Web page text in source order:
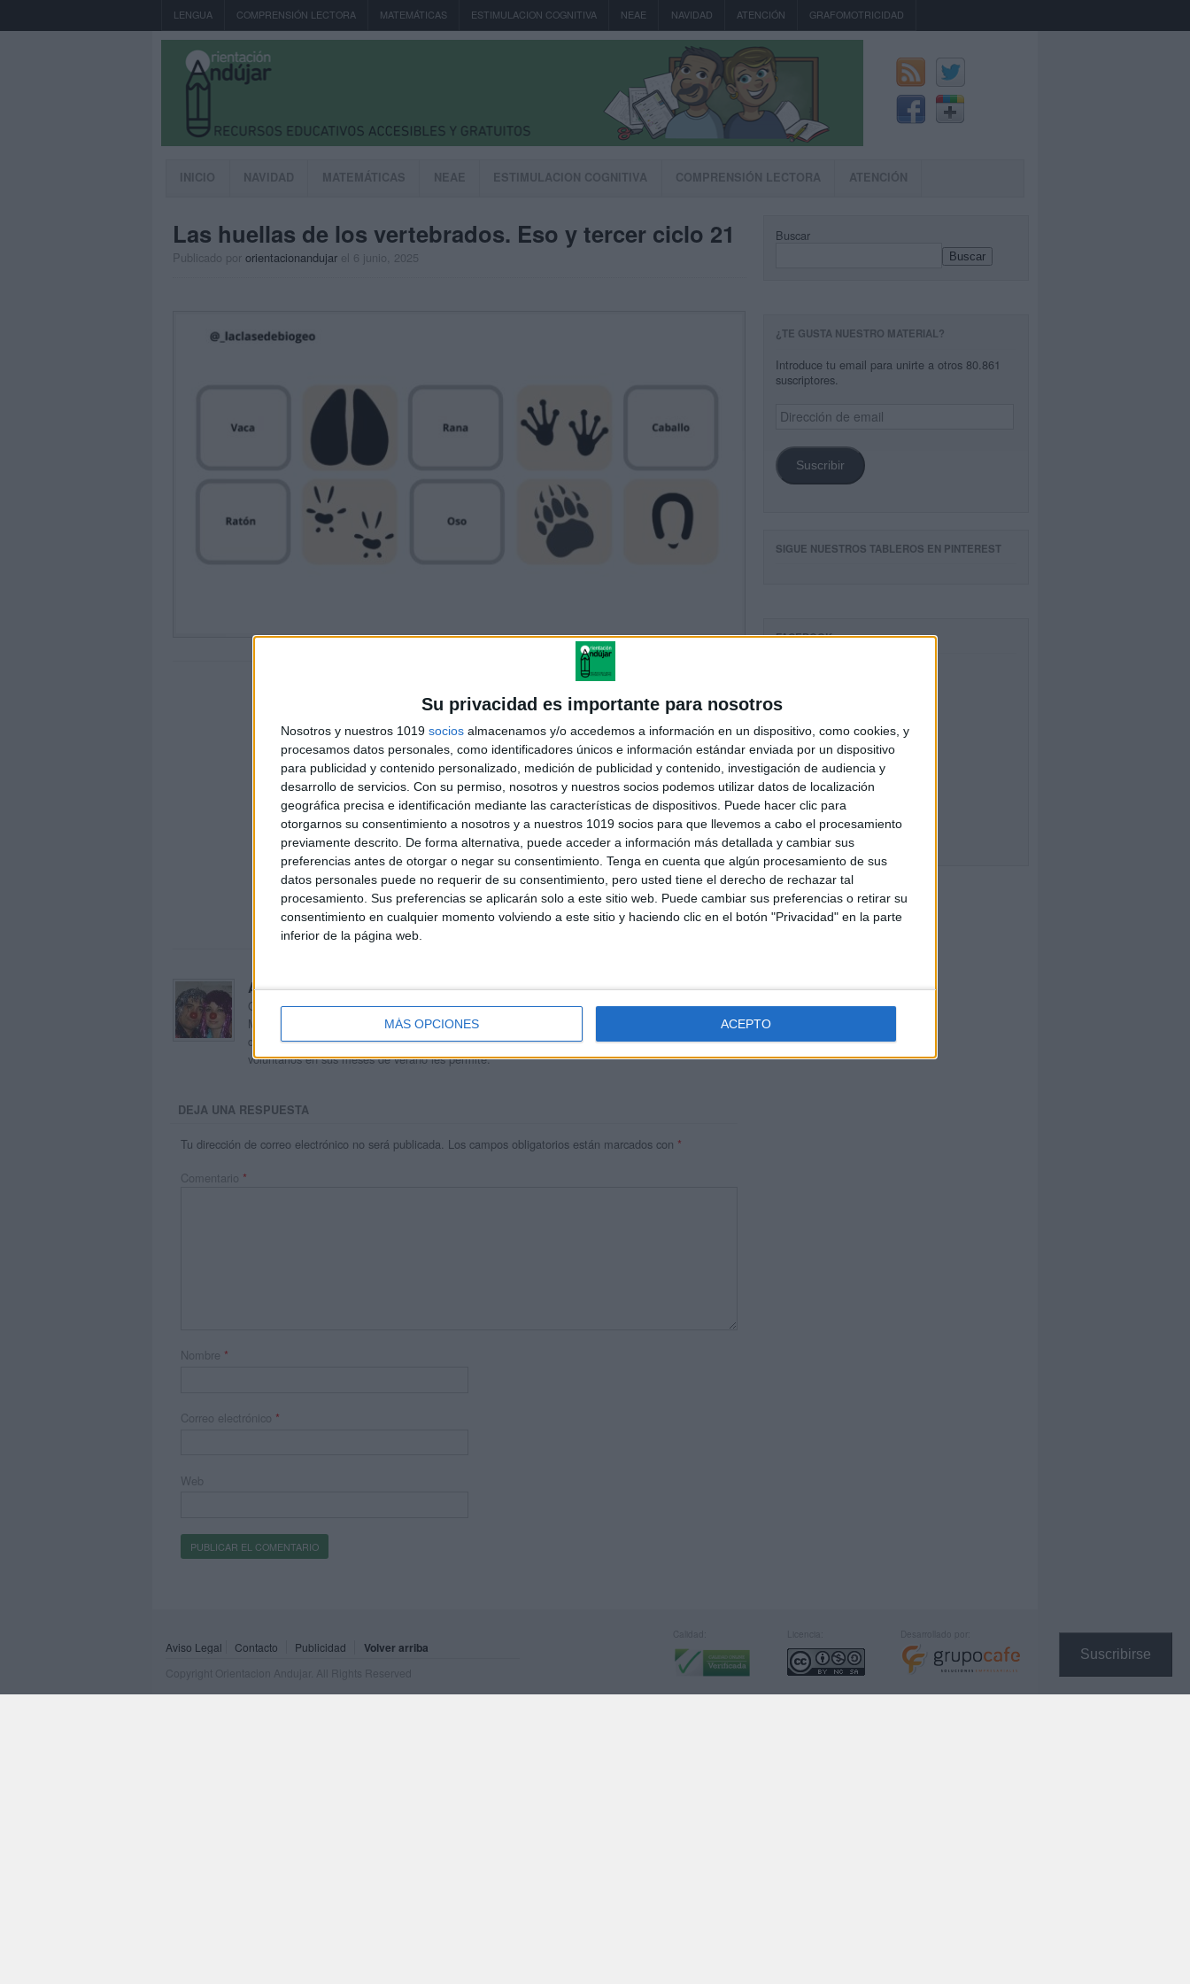
Su privacidad es importante para nosotros
Nosotros y nuestros 1019 socios almacenamos y/o accedemos a información en un dispositivo, como cookies, y
procesamos datos personales, como identificadores únicos e información estándar enviada por un dispositivo
para publicidad y contenido personalizado, medición de publicidad y contenido, investigación de audiencia y
desarrollo de servicios. Con su permiso, nosotros y nuestros socios podemos utilizar datos de localización
geográfica precisa e identificación mediante las características de dispositivos. Puede hacer clic para
otorgarnos su consentimiento a nosotros y a nuestros 1019 socios para que llevemos a cabo el procesamiento
previamente descrito. De forma alternativa, puede acceder a información más detallada y cambiar sus
preferencias antes de otorgar o negar su consentimiento. Tenga en cuenta que algún procesamiento de sus
datos personales puede no requerir de su consentimiento, pero usted tiene el derecho de rechazar tal
procesamiento. Sus preferencias se aplicarán solo a este sitio web. Puede cambiar sus preferencias o retirar su
consentimiento en cualquier momento volviendo a este sitio y haciendo clic en el botón "Privacidad" en la parte
inferior de la página web.
MÁS OPCIONES ACEPTO
Suscribirse
LENGUA COMPRENSIÓN LECTORA MATEMÁTICAS ESTIMULACION COGNITIVA NEAE NAVIDAD ATENCIÓN GRAFOMOTRICIDAD
INICIO NAVIDAD MATEMÁTICAS NEAE ESTIMULACION COGNITIVA COMPRENSIÓN LECTORA ATENCIÓN
Las huellas de los vertebrados. Eso y tercer ciclo 21
Publicado por orientacionandujar el 6 junio, 2025
Acerca de orientacionandujar
Orientación Andújar no es solo un blog, es la apuesta personal de dos profesores Ginés y
Maribel, que además de ser pareja, son los encargados de los contenidos que encontramos
dentro del blog y en el cual, vuelcan la mayor parte del tiempo, que sus tareas como docentes, y
voluntarios en sus meses de verano les permite.
DEJA UNA RESPUESTA
Tu dirección de correo electrónico no será publicada. Los campos obligatorios están marcados con *
Comentario *
Nombre *
Correo electrónico *
Web
Buscar
Buscar
¿TE GUSTA NUESTRO MATERIAL?
Introduce tu email para unirte a otros 80.861
suscriptores.
Dirección
de
Suscribir
SIGUE NUESTROS TABLEROS EN PINTEREST
FACEBOOK
Aviso Legal Contacto Publicidad Volver arriba